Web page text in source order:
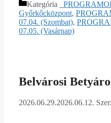
Kategória
Győrkőcközpont,
07.04. (Szombat),
07.05. (Vasárnap)
Belvárosi
2026.06.29.2026.06.12.